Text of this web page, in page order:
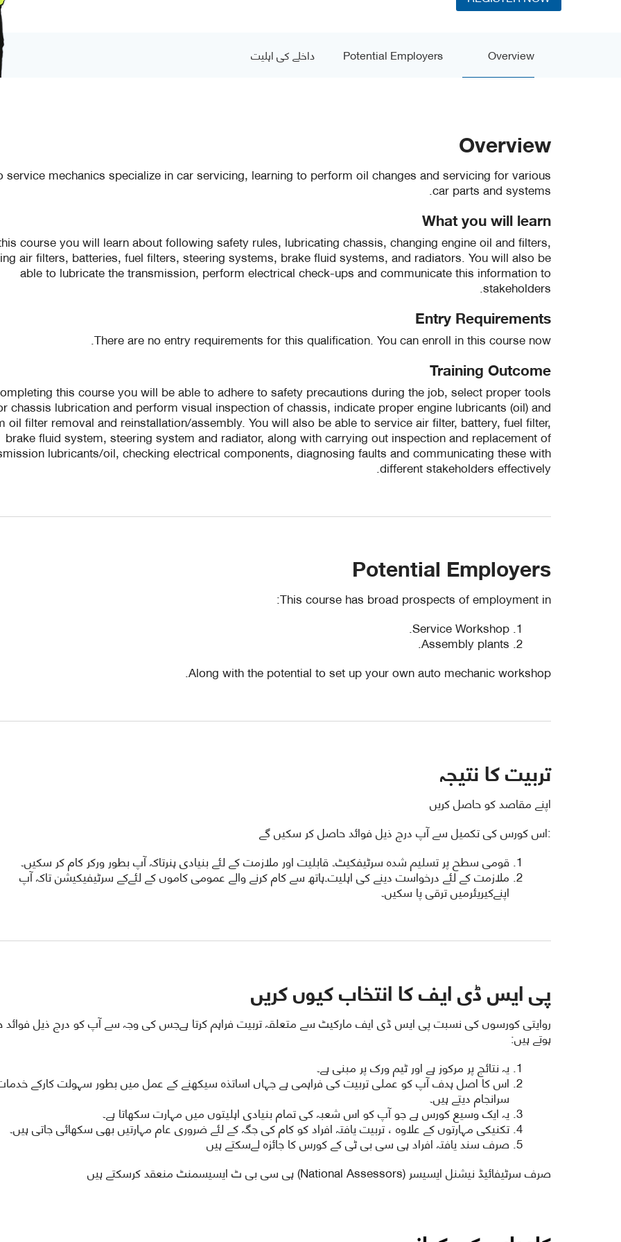
Overview
Potential Employers داخلے کی اہلیت
Overview
service mechanics specialize in car servicing, learning to perform oil changes and servicing for various
car parts and systems.
What you will learn
course you will learn about following safety rules, lubricating chassis, changing engine oil and filters,
air filters, batteries, fuel filters, steering systems, brake fluid systems, and radiators. You will also be
able to lubricate the transmission, perform electrical check-ups and communicate this information to
stakeholders.
Entry Requirements
There are no entry requirements for this qualification. You can enroll in this course now.
Training Outcome
this course you will be able to adhere to safety precautions during the job, select proper tools
chassis lubrication and perform visual inspection of chassis, indicate proper engine lubricants (oil) and
oil filter removal and reinstallation/assembly. You will also be able to service air filter, battery, fuel filter,
brake fluid system, steering system and radiator, along with carrying out inspection and replacement of
lubricants/oil, checking electrical components, diagnosing faults and communicating these with
different stakeholders effectively.
Potential Employers
This course has broad prospects of employment in:
Service Workshop.
Assembly plants.
Along with the potential to set up your own auto mechanic workshop.
تربیت کا نتیجہ
اپنے مقاصد کو حاصل کریں
:اس کورس کی تکمیل سے آپ درج ذیل فوائد حاصل کر سکیں گے
قومی سطح پر تسلیم شدہ سرٹیفکیٹ۔ قابلیت اور ملازمت کے لئے بنیادی ہنرتاکہ آپ بطور ورکر کام کر سکیں۔
ملازمت کے لئے درخواست دینے کی اہلیت۔ہاتھ سے کام کرنے والے عمومی کاموں کے لئےکے سرٹیفیکیشن تاکہ آپ
اپنےکیریئرمیں ترقی پا سکیں۔
پی ایس ڈی ایف کا انتخاب کیوں کریں
روایتی کورسوں کی نسبت پی ایس ڈی ایف مارکیٹ سے متعلقہ تربیت فراہم کرتا ہےجس کی وجہ سے آپ کو درج ذیل
ہوتے ہیں:
یہ نتائج پر مرکوز ہے اور ٹیم ورک پر مبنی ہے۔
اس کا اصل ہدف آپ کو عملی تربیت کی فراہمی ہے جہاں اساتذہ سیکھنے کے عمل میں بطور سہولت کارکے
سرانجام دیتے ہیں۔
یہ ایک وسیع کورس ہے جو آپ کو اس شعبہ کی تمام بنیادی اہلیتوں میں مہارت سکھاتا ہے۔
تکنیکی مہارتوں کے علاوہ ، تربیت یافتہ افراد کو کام کی جگہ کے لئے ضروری عام مہارتیں بھی سکھائی جاتی ہیں۔
صرف سند یافتہ افراد ہی سی بی ٹی کے کورس کا جائزہ لےسکتے ہیں
صرف سرٹیفائیڈ نیشنل ایسیسر (National Assessors) ہی سی بی ٹ ایسیسمنٹ منعقد کرسکتے ہیں